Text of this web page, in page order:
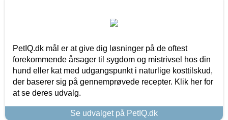
PetIQ.dk mål er at give dig løsninger på de oftest
forekommende årsager til sygdom og mistrivsel hos din
hund eller kat med udgangspunkt i naturlige kosttilskud,
der baserer sig på gennemprøvede recepter. Klik her for
at se deres udvalg.
Se udvalget på PetIQ.dk